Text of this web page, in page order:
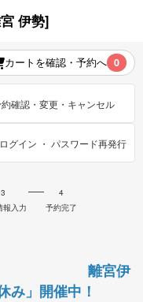
伊勢]
カートを確認・予約へ 0
確認・変更・キャンセル
グイン ・ パスワード再発行
3
報入力
4
予約完了
離宮伊
み」開催中！